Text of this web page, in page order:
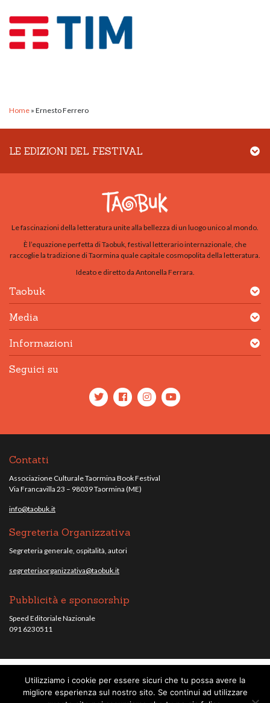
Home » Ernesto Ferrero
LE EDIZIONI DEL FESTIVAL
Le fascinazioni della letteratura unite alla bellezza di un luogo unico al mondo.
È l’equazione perfetta di Taobuk, festival letterario internazionale, che
raccoglie la tradizione di Taormina quale capitale cosmopolita della letteratura.
Ideato e diretto da Antonella Ferrara.
Taobuk
Media
Informazioni
Seguici su
Contatti
Associazione Culturale Taormina Book Festival
Via Francavilla 23 – 98039 Taormina (ME)
info@taobuk.it
Segreteria Organizzativa
Segreteria generale, ospitalità, autori
segreteriaorganizzativa@taobuk.it
Pubblicità e sponsorship
Speed Editoriale Nazionale
091 6230511
© Taobuk, festival letterario internazionale 2013/2021 - Tutti i contenuti del
sito sono coperti da copyright - C.F. 96010220836.note legali.
Utilizziamo i cookie per essere sicuri che tu possa avere la
migliore esperienza sul nostro sito. Se continui ad utilizzare